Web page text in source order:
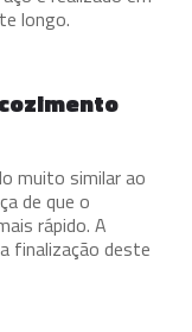
longo.
muito similar ao
de que o
rápido. A
finalização deste